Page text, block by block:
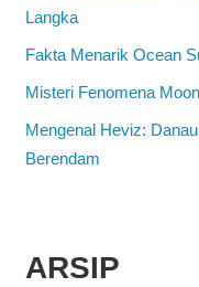
Langka
Fakta Menarik Ocean
Misteri Fenomena
Mengenal Heviz:
Berendam
ARSIP